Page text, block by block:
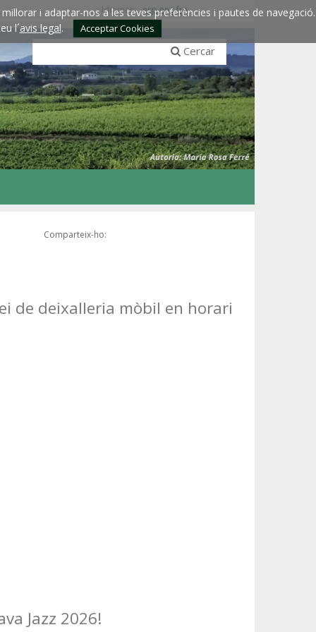
i adaptar-nos a les teves preferències i pautes de navegació.
l´avis legal. Acceptar Cookies
Idiomes:esp engfra
Cercar
Comparteix-ho:
de deixalleria mòbil en horari
Jazz 2026!